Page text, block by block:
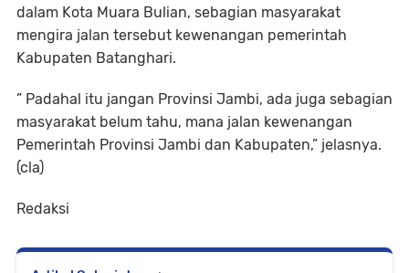
dalam Kota Muara Bulian, sebagian masyarakat
mengira jalan tersebut kewenangan pemerintah
Kabupaten Batanghari.
” Padahal itu jangan Provinsi Jambi, ada juga sebagian
masyarakat belum tahu, mana jalan kewenangan
Pemerintah Provinsi Jambi dan Kabupaten,” jelasnya.
(cla)
Redaksi